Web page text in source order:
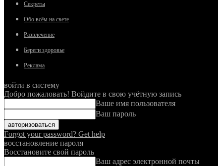
Секреты
Обо всём на свете
Развлечение
Береги здоровье
Реклама
войти в систему
Добро пожаловать! Войдите в свою учётную запись
Ваше имя пользователя
Ваш пароль
Forgot your password? Get help
восстановление пароля
Восстановите свой пароль
Ваш адрес электронной почты